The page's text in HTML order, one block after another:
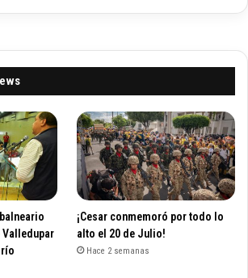
¡Cesar conmemoró por todo lo
alto el 20 de Julio!
Hace 2 semanas